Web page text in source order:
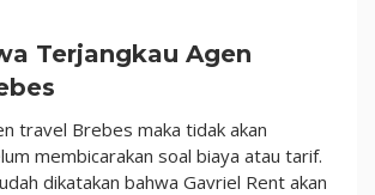
Terjangkau Agen
travel Brebes maka tidak akan
membicarakan soal biaya atau tarif.
dikatakan bahwa Gavriel Rent akan